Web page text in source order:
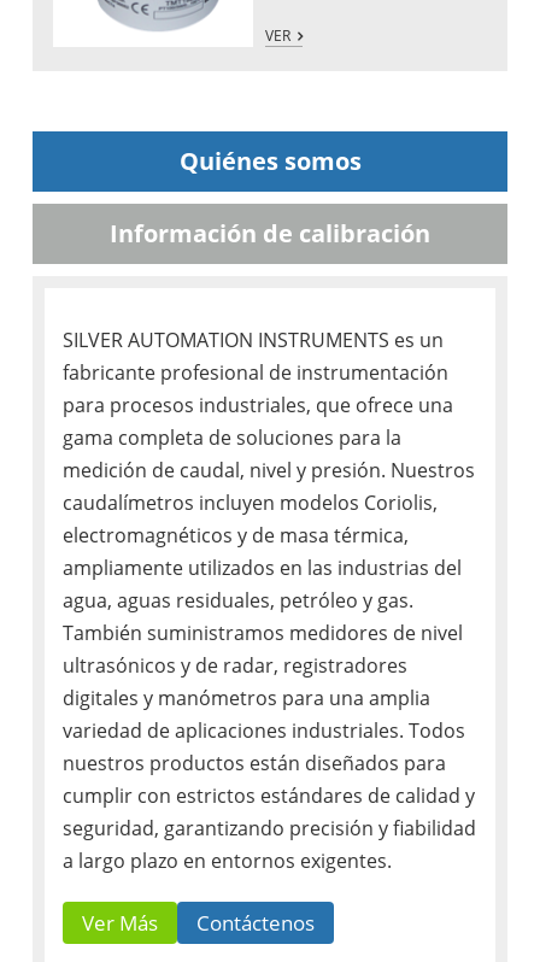
VER
Quiénes somos
Información de calibración
SILVER AUTOMATION INSTRUMENTS es un
fabricante profesional de instrumentación
para procesos industriales, que ofrece una
gama completa de soluciones para la
medición de caudal, nivel y presión. Nuestros
caudalímetros incluyen modelos Coriolis,
electromagnéticos y de masa térmica,
ampliamente utilizados en las industrias del
agua, aguas residuales, petróleo y gas.
También suministramos medidores de nivel
ultrasónicos y de radar, registradores
digitales y manómetros para una amplia
variedad de aplicaciones industriales. Todos
nuestros productos están diseñados para
cumplir con estrictos estándares de calidad y
seguridad, garantizando precisión y fiabilidad
a largo plazo en entornos exigentes.
Ver Más Contáctenos